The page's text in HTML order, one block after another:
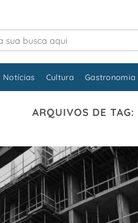
Notícias Cultura Gastronomia
ARQUIVOS DE TAG: